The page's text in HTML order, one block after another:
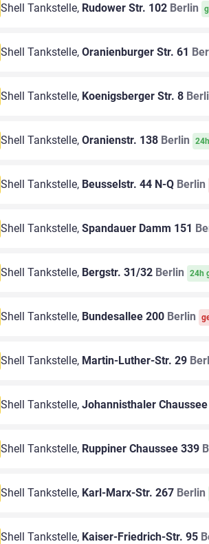
Shell Tankstelle, Rudower Str. 102 Berlin
Shell Tankstelle, Oranienburger Str. 61
Shell Tankstelle, Koenigsberger Str. 8
Shell Tankstelle, Oranienstr. 138 Berlin
Shell Tankstelle, Beusselstr. 44 N-Q Berlin
Shell Tankstelle, Spandauer Damm 151
Shell Tankstelle, Bergstr. 31/32 Berlin 24h
Shell Tankstelle, Bundesallee 200 Berlin
Shell Tankstelle, Martin-Luther-Str. 29
Shell Tankstelle, Johannisthaler Chaussee
Shell Tankstelle, Ruppiner Chaussee 339
Shell Tankstelle, Karl-Marx-Str. 267 Berlin
Shell Tankstelle, Kaiser-Friedrich-Str. 95